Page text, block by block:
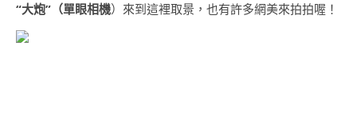
“大炮”（單眼相機）來到這裡取景，也有許多網美來拍拍喔！